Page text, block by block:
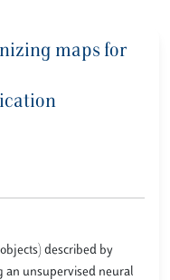
maps for
described by
an unsupervised neural